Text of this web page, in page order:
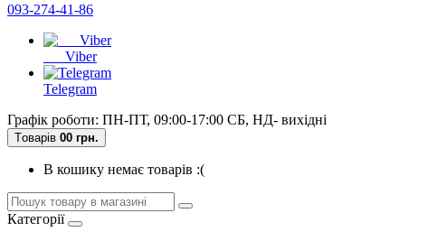
093-274-41-86
Viber
Telegram
Графік роботи: ПН-ПТ, 09:00-17:00 СБ, НД- вихідні
Tоварів 00 грн.
В кошику немає товарів :(
Категорії